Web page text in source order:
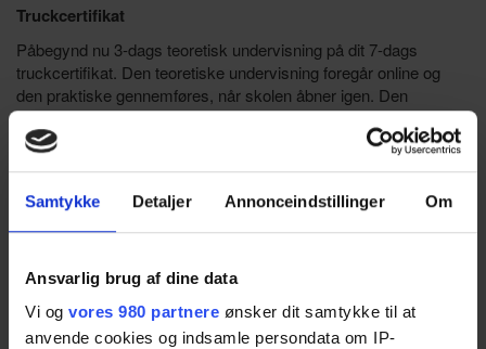
Samtykke Detaljer Annonceindstillinger Om
Ansvarlig brug af dine data
Vi og vores 980 partnere ønsker dit samtykke til at
anvende cookies og indsamle persondata om IP-
Truckcertifikat
Påbegynd nu 3-dags teoretisk undervisning på dit 7-dags
truckcertifikat. Den teoretiske undervisning foregår online og
den praktiske gennemføres, når skolen åbner igen. Den
praktiske undervisning kan både gennemføres i Kalundborg på
Processkolen eller i Audebo. Kurset udbydes som ’åbent
værksted’, hvilket betyder, at du kan starte præcis den dag, som
AMU målgruppen.
Kontakt Charlotte Søe for mere information.
Tlf.: 72 29 03 06 eller på mail: csj@eucnvs.dk